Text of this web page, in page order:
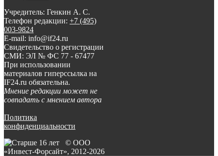
Учредитель: Генкин А. С.
Телефон редакции: +7 (495)
003-9824
E-mail: info@if24.ru
Свидетельство о регистрации
СМИ: ЭЛ № ФС 77 - 67477
При использовании
материалов гиперссылка на
IF24.ru обязательна.
Мнение редакции может не
совпадать с мнением автора
Политика
конфиденциальности
© ООО
«Инвест-Форсайт», 2012-2026